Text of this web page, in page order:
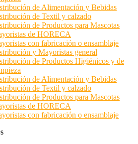
de Alimentación y Bebidas
de Textil y calzado
de Productos para Mascotas
de HORECA
con fabricación o ensamblaje
y Mayoristas general
de Productos Higiénicos y de
de Alimentación y Bebidas
de Textil y calzado
de Productos para Mascotas
de HORECA
con fabricación o ensamblaje